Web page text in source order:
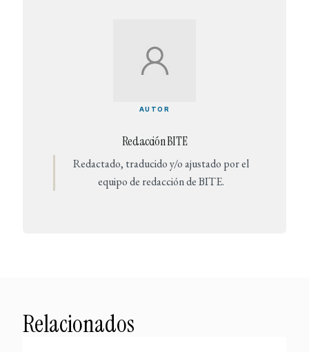
AUTOR
Redacción BITE
Redactado, traducido y/o ajustado por el
equipo de redacción de BITE.
Relacionados